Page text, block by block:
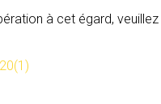
à cet égard,